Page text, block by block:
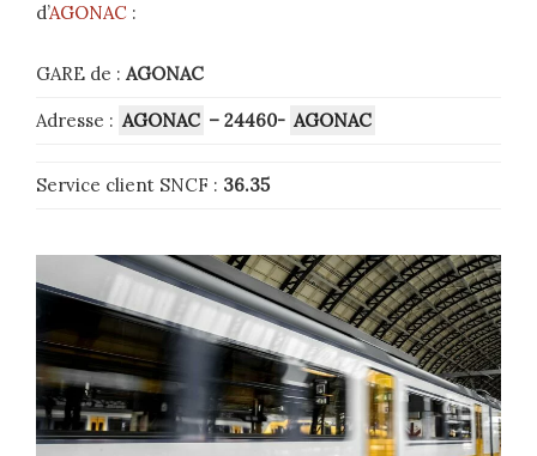
d’AGONAC :
GARE de : AGONAC
Adresse : AGONAC – 24460- AGONAC
Service client SNCF : 36.35